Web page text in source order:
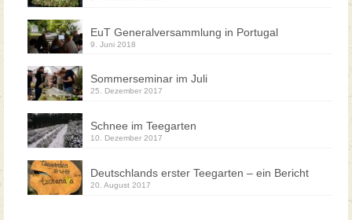
EuT Generalversammlung in Portugal
9. Juni 2018
Sommerseminar im Juli
25. Dezember 2017
Schnee im Teegarten
10. Dezember 2017
Deutschlands erster Teegarten – ein Bericht
20. August 2017